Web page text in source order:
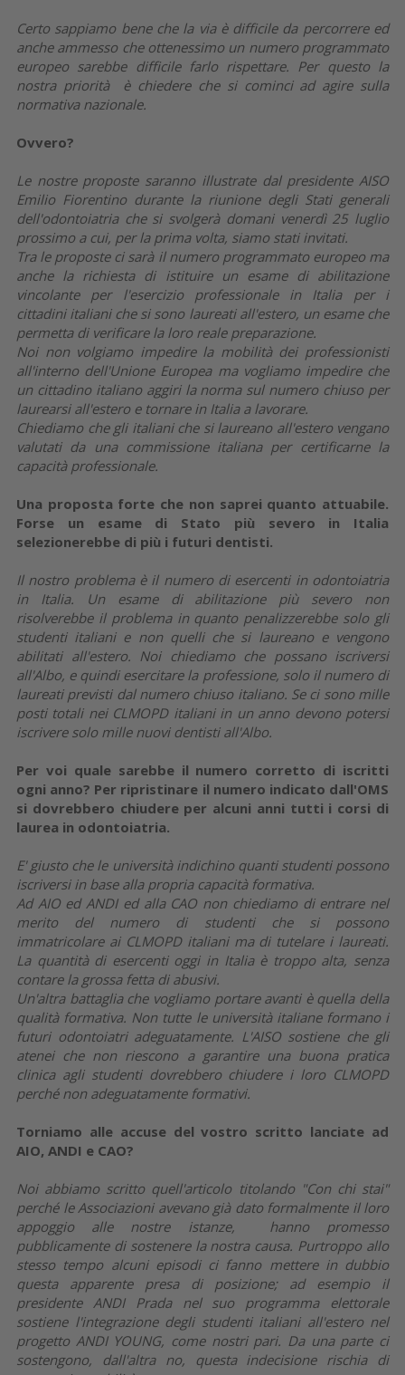
Certo sappiamo bene che la via è difficile da percorrere ed
anche ammesso che ottenessimo un numero programmato
europeo sarebbe difficile farlo rispettare. Per questo la
nostra priorità è chiedere che si cominci ad agire sulla
normativa nazionale.
Ovvero?
Le nostre proposte saranno illustrate dal presidente AISO
Emilio Fiorentino durante la riunione degli Stati generali
dell'odontoiatria che si svolgerà domani venerdì 25 luglio
prossimo a cui, per la prima volta, siamo stati invitati.
Tra le proposte ci sarà il numero programmato europeo ma
anche la richiesta di istituire un esame di abilitazione
vincolante per l'esercizio professionale in Italia per i
cittadini italiani che si sono laureati all'estero, un esame che
permetta di verificare la loro reale preparazione.
Noi non volgiamo impedire la mobilità dei professionisti
all'interno dell'Unione Europea ma vogliamo impedire che
un cittadino italiano aggiri la norma sul numero chiuso per
laurearsi all'estero e tornare in Italia a lavorare.
Chiediamo che gli italiani che si laureano all'estero vengano
valutati da una commissione italiana per certificarne la
capacità professionale.
Una proposta forte che non saprei quanto attuabile.
Forse un esame di Stato più severo in Italia
selezionerebbe di più i futuri dentisti.
Il nostro problema è il numero di esercenti in odontoiatria
in Italia. Un esame di abilitazione più severo non
risolverebbe il problema in quanto penalizzerebbe solo gli
studenti italiani e non quelli che si laureano e vengono
abilitati all'estero. Noi chiediamo che possano iscriversi
all'Albo, e quindi esercitare la professione, solo il numero di
laureati previsti dal numero chiuso italiano. Se ci sono mille
posti totali nei CLMOPD italiani in un anno devono potersi
iscrivere solo mille nuovi dentisti all'Albo.
Per voi quale sarebbe il numero corretto di iscritti
ogni anno? Per ripristinare il numero indicato dall'OMS
si dovrebbero chiudere per alcuni anni tutti i corsi di
laurea in odontoiatria.
E' giusto che le università indichino quanti studenti possono
iscriversi in base alla propria capacità formativa.
Ad AIO ed ANDI ed alla CAO non chiediamo di entrare nel
merito del numero di studenti che si possono
immatricolare ai CLMOPD italiani ma di tutelare i laureati.
La quantità di esercenti oggi in Italia è troppo alta, senza
contare la grossa fetta di abusivi.
Un'altra battaglia che vogliamo portare avanti è quella della
qualità formativa. Non tutte le università italiane formano i
futuri odontoiatri adeguatamente. L'AISO sostiene che gli
atenei che non riescono a garantire una buona pratica
clinica agli studenti dovrebbero chiudere i loro CLMOPD
perché non adeguatamente formativi.
Torniamo alle accuse del vostro scritto lanciate ad
AIO, ANDI e CAO?
Noi abbiamo scritto quell'articolo titolando "Con chi stai"
perché le Associazioni avevano già dato formalmente il loro
appoggio alle nostre istanze, hanno promesso
pubblicamente di sostenere la nostra causa. Purtroppo allo
stesso tempo alcuni episodi ci fanno mettere in dubbio
questa apparente presa di posizione; ad esempio il
presidente ANDI Prada nel suo programma elettorale
sostiene l'integrazione degli studenti italiani all'estero nel
progetto ANDI YOUNG, come nostri pari. Da una parte ci
sostengono, dall'altra no, questa indecisione rischia di